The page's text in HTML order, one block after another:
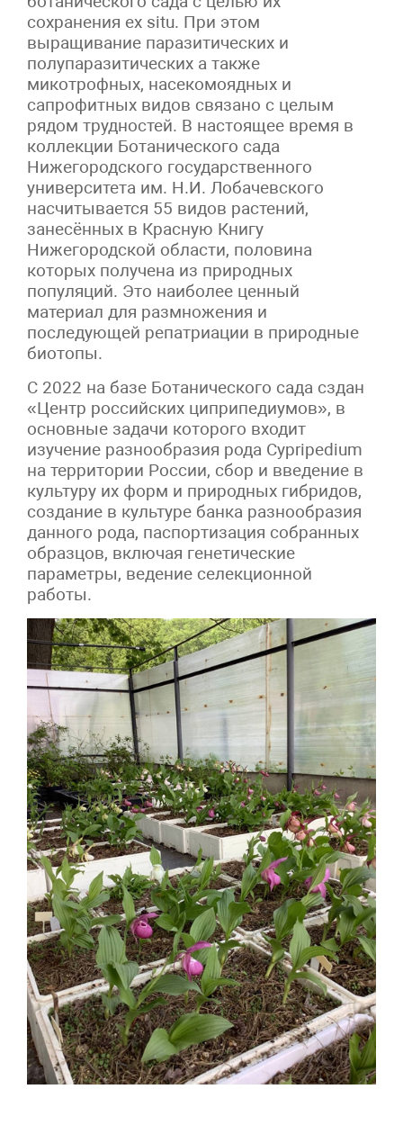
сохранения ex situ. При этом
выращивание паразитических и
полупаразитических а также
микотрофных, насекомоядных и
сапрофитных видов связано с целым
рядом трудностей. В настоящее время в
коллекции Ботанического сада
Нижегородского государственного
университета им. Н.И. Лобачевского
насчитывается 55 видов растений,
занесённых в Красную Книгу
Нижегородской области, половина
которых получена из природных
популяций. Это наиболее ценный
материал для размножения и
последующей репатриации в природные
биотопы.
С 2022 на базе Ботанического сада сздан
«Центр российских циприпедиумов», в
основные задачи которого входит
изучение разнообразия рода Cypripedium
на территории России, сбор и введение в
культуру их форм и природных гибридов,
создание в культуре банка разнообразия
данного рода, паспортизация собранных
образцов, включая генетические
параметры, ведение селекционной
работы.